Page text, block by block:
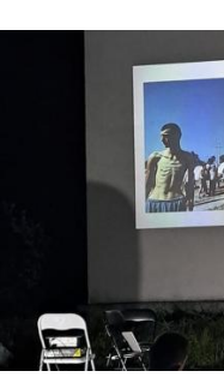
Saradnja sa medijima